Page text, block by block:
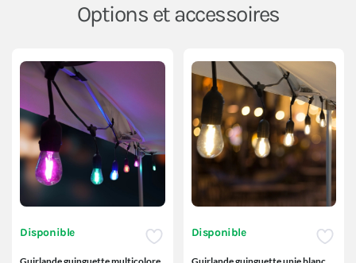
Options et accessoires
Disponible Disponible